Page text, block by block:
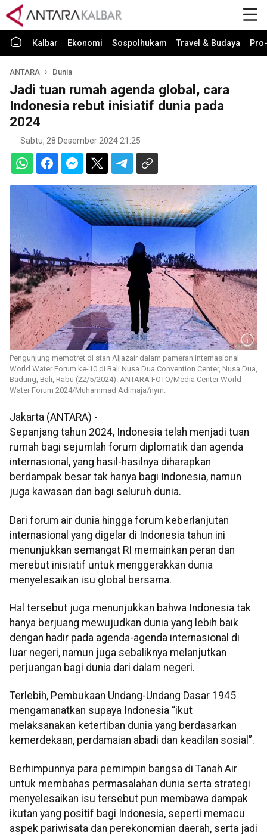
Kalbar Ekonomi Sospolhukam Travel & Budaya
ANTARA Dunia
Jadi tuan rumah agenda global, cara
Indonesia rebut inisiatif dunia pada
2024
Sabtu, 28 Desember 2024 21:25
Pengunjung memotret di stan Aljazair dalam pameran internasional
World Water Forum ke-10 di Bali Nusa Dua Convention Center, Nusa Dua,
Badung, Bali, Rabu (22/5/2024). ANTARA FOTO/Media Center World
Water Forum 2024/Muhammad Adimaja/nym.
Jakarta (ANTARA) -
Sepanjang tahun 2024, Indonesia telah menjadi tuan
rumah bagi sejumlah forum diplomatik dan agenda
internasional, yang hasil-hasilnya diharapkan
berdampak besar tak hanya bagi Indonesia, namun
juga kawasan dan bagi seluruh dunia.
Dari forum air dunia hingga forum keberlanjutan
internasional yang digelar di Indonesia tahun ini
menunjukkan semangat RI memainkan peran dan
merebut inisiatif untuk menggerakkan dunia
menyelesaikan isu global bersama.
Hal tersebut juga menunjukkan bahwa Indonesia tak
hanya berjuang mewujudkan dunia yang lebih baik
dengan hadir pada agenda-agenda internasional di
luar negeri, namun juga sebaliknya melanjutkan
perjuangan bagi dunia dari dalam negeri.
Terlebih, Pembukaan Undang-Undang Dasar 1945
mengamanatkan supaya Indonesia “ikut
melaksanakan ketertiban dunia yang berdasarkan
kemerdekaan, perdamaian abadi dan keadilan sosial”.
Berhimpunnya para pemimpin bangsa di Tanah Air
untuk membahas permasalahan dunia serta strategi
menyelesaikan isu tersebut pun membawa dampak
ikutan yang positif bagi Indonesia, seperti memacu
aspek pariwisata dan perekonomian daerah, serta jadi